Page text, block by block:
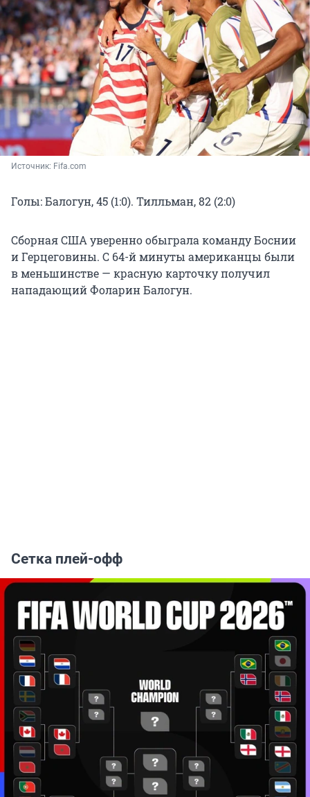
Источник: Fifa.com
Голы: Балогун, 45 (1:0). Тилльман, 82 (2:0)
Сборная США уверенно обыграла команду Боснии
и Герцеговины. С 64-й минуты американцы были
в меньшинстве — красную карточку получил
нападающий Фоларин Балогун.
Сетка плей-офф